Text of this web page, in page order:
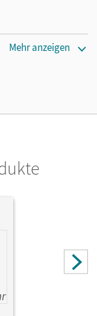
Mehr anzeigen